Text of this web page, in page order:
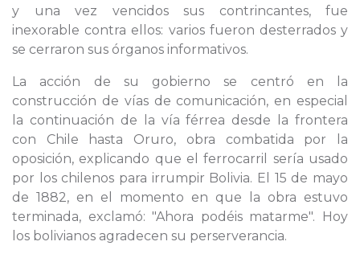
y una vez vencidos sus contrincantes, fue
inexorable contra ellos: varios fueron desterrados y
se cerraron sus órganos informativos.
La acción de su gobierno se centró en la
construcción de vías de comunicación, en especial
la continuación de la vía férrea desde la frontera
con Chile hasta Oruro, obra combatida por la
oposición, explicando que el ferrocarril sería usado
por los chilenos para irrumpir Bolivia. El 15 de mayo
de 1882, en el momento en que la obra estuvo
terminada, exclamó: "Ahora podéis matarme". Hoy
los bolivianos agradecen su perserverancia.